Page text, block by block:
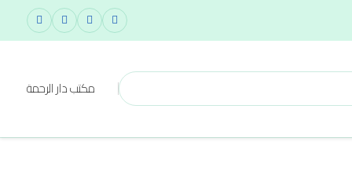
مكتب دار الرحمة